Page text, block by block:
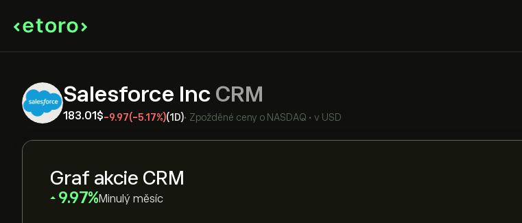
Salesforce Inc CRM
183.01‎$‎-9.97(-5.17%)(1D)• Zpožděné ceny o NASDAQ • v USD
Graf akcie CRM
‎9.97‎ Minulý měsíc